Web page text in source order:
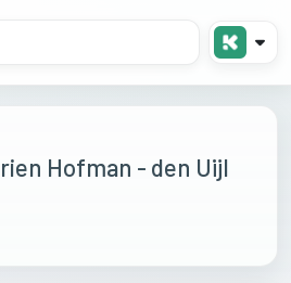
Hofman - den Uijl